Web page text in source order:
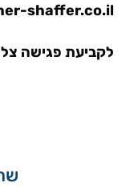
shaffer.co.il
לקביעת פגישה צלצלי